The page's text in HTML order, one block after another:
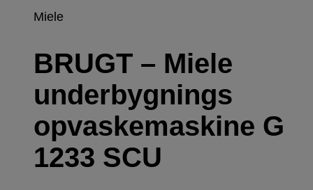
Miele
BRUGT – Miele
underbygnings
opvaskemaskine G
1233 SCU